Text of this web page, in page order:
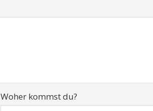
Woher kommst du?